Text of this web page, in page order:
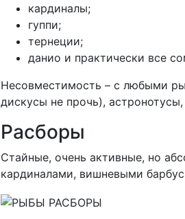
кардиналы;
гуппи;
тернеции;
данио и практически все
Несовместимость – с любыми
дискусы не прочь),
Расборы
Стайные, очень активные, но
кардиналами, вишневыми